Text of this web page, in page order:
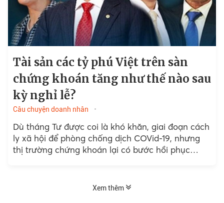
Tài sản các tỷ phú Việt trên sàn
chứng khoán tăng như thế nào sau
kỳ nghỉ lễ?
Câu chuyện doanh nhân
Dù tháng Tư được coi là khó khăn, giai đoạn cách
ly xã hội để phòng chống dịch COVid-19, nhưng
thị trường chứng khoán lại có bước hồi phục
Xem thêm